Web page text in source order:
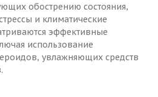
обострению состояния,
и климатические
эффективные
использование
увлажняющих средств